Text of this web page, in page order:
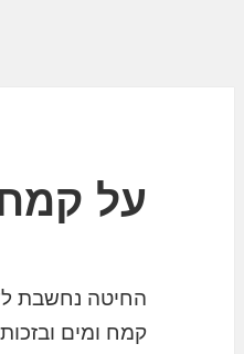
על
החיטה נחשבת
קמח ומים